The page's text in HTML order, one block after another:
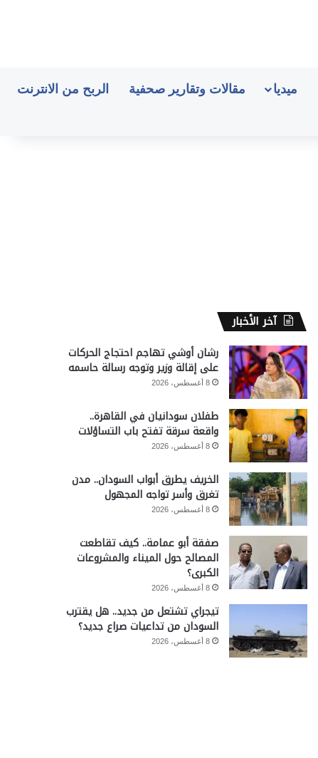
ميديا مقالات وتقارير صحفية الربح من الانترنت
آخر الأخبار
رشان أوشي تهاجم احتجاج الحركات
على إقالة وزير وتوجه رسالة حاسمه
8 أغسطس، 2026
طفلان سودانيان في القاهرة..
واقعة سرقة تفتح باب التساؤلات
8 أغسطس، 2026
الخريف يطرق أبواب السودان.. مدن
تغرق وأسر تواجه المجهول
8 أغسطس، 2026
صفقة أبو عمامة.. كيف تقاطعت
المصالح حول الميناء والمشروعات
الكبرى؟
8 أغسطس، 2026
تيجراي تشتعل من جديد.. هل يقترب
السودان من تداعيات صراع جديد؟
8 أغسطس، 2026